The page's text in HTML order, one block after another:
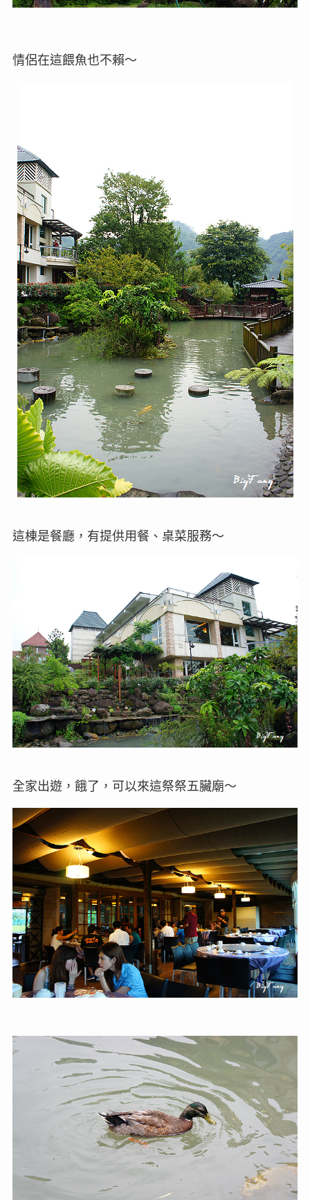
情侶在這餵魚也不賴～
這棟是餐廳，有提供用餐、桌菜服務～
全家出遊，餓了，可以來這祭祭五臟廟～